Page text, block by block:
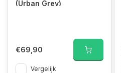
(Urban Grey)
€69,90
Vergelijk